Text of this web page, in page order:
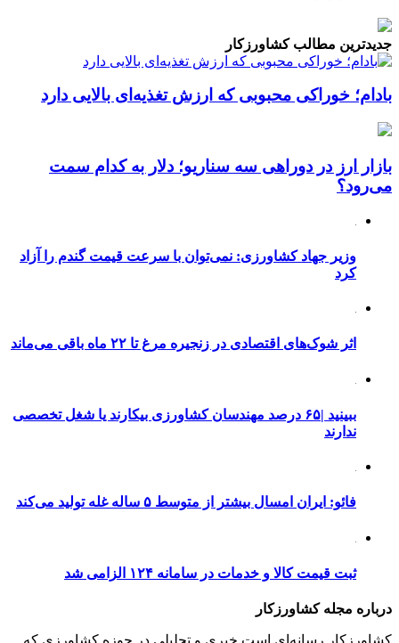
جدیدترین مطالب کشاورزکار
بادام؛ خوراکی محبوبی که ارزش تغذیه‌ای بالایی دارد
بازار ارز در دوراهی سه سناریو؛ دلار به کدام سمت
می‌رود؟
وزیر جهاد کشاورزی: نمی‌توان با سرعت قیمت گندم را آزاد
کرد
اثر شوک‌های اقتصادی در زنجیره مرغ تا ۲۲ ماه باقی می‌ماند
ببینید |۶۵ درصد مهندسان کشاورزی بیکارند یا شغل تخصصی
ندارند
فائو: ایران امسال بیشتر از متوسط ۵ ساله غله تولید می‌کند
ثبت قیمت کالا و خدمات در سامانه ۱۲۴ الزامی شد
درباره مجله کشاورزکار